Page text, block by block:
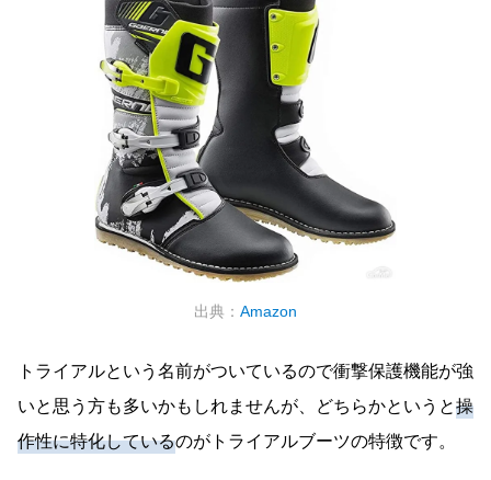
シーン別に適したオフロードブーツを選び、快適
なバイクライフを楽しもう！
出典： Amazon
トライアルという名前がついているので衝撃保護機能が強
いと思う方も多いかもしれませんが、どちらかというと操
作性に特化しているのがトライアルブーツの特徴です。